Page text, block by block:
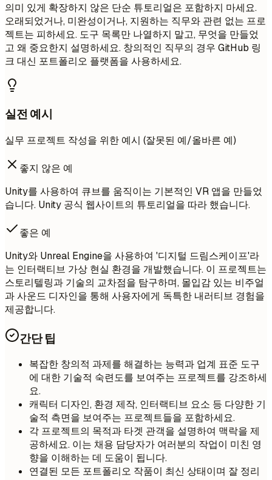
의미 있게 확장하지 않은 단순 튜토리얼은 포함하지 마세요.
오래되었거나, 미완성이거나, 지원하는 직무와 관련 없는 프로
젝트는 피하세요. 도구 목록만 나열하지 말고, 무엇을 만들었
고 왜 중요한지 설명하세요. 창의적인 직무의 경우 GitHub 링
크 대신 포트폴리오 플랫폼을 사용하세요.
실전 예시
실무 프로젝트 작성을 위한 예시 (잘못된 예/올바른 예)
좋지 않은 예
Unity를 사용하여 큐브를 움직이는 기본적인 VR 앱을 만들었
습니다. Unity 공식 웹사이트의 튜토리얼을 따라 했습니다.
좋은 예
Unity와 Unreal Engine을 사용하여 '디지털 드림스케이프'라
는 인터랙티브 가상 현실 환경을 개발했습니다. 이 프로젝트는
스토리텔링과 기술의 교차점을 탐구하며, 몰입감 있는 비주얼
과 사운드 디자인을 통해 사용자에게 독특한 내러티브 경험을
제공합니다.
간단 팁
복잡한 창의적 과제를 해결하는 능력과 업계 표준 도구
에 대한 기술적 숙련도를 보여주는 프로젝트를 강조하세
요.
캐릭터 디자인, 환경 제작, 인터랙티브 요소 등 다양한 기
술적 측면을 보여주는 프로젝트들을 포함하세요.
각 프로젝트의 목적과 타겟 관객을 설명하여 맥락을 제
공하세요. 이는 채용 담당자가 여러분의 작업이 미친 영
향을 이해하는 데 도움이 됩니다.
연결된 모든 포트폴리오 작품이 최신 상태이며 잘 정리